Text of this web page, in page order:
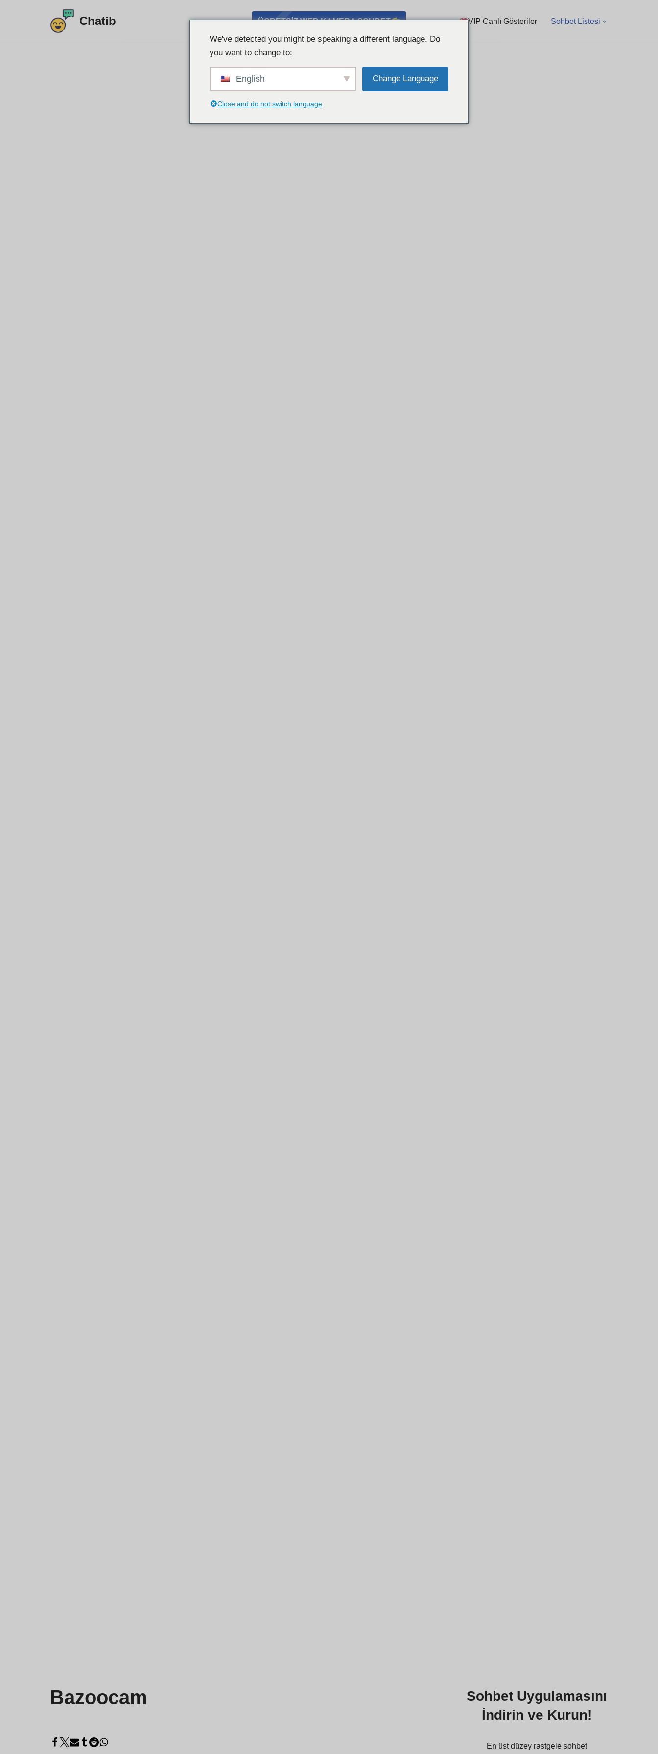
Chatib ÜCRETSİZ WEB KAMERA SOHBET VIP Canlı Gösteriler Sohbet Listesi
Bazoocam
Sohbet Uygulamasını
İndirin ve Kurun!
En üst düzey rastgele sohbet
We've detected you might be speaking a different language. Do
you want to change to:
English Change Language
Close and do not switch language